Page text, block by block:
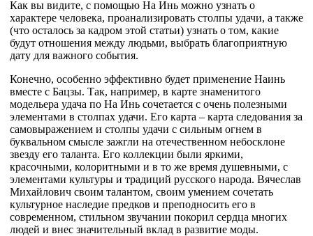
Как вы видите, с помощью На Инь можно узнать о
характере человека, проанализировать столпы удачи, а также
(что осталось за кадром этой статьи) узнать о том, какие
будут отношения между людьми, выбрать благоприятную
дату для важного события.
Конечно, особенно эффективно будет применение Наинь
вместе с Бацзы. Так, например, в карте знаменитого
модельера удача по На Инь сочетается с очень полезными
элементами в столпах удачи. Его карта – карта следования за
самовыражением и столпы удачи с сильным огнем в
буквальном смысле зажгли на отечественном небосклоне
звезду его таланта. Его коллекции были яркими,
красочными, колоритными и в то же время душевными, с
элементами культуры и традиций русского народа. Вячеслав
Михайлович своим талантом, своим умением сочетать
культурное наследие предков и преподносить его в
современном, стильном звучании покорил сердца многих
людей и внес значительный вклад в развитие моды.